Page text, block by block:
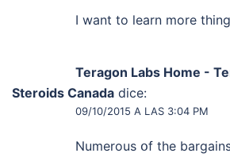
I want to learn more
Teragon Labs Home -
Steroids Canada dice:
09/10/2015 A LAS 3:04 PM
Numеrous օf thе